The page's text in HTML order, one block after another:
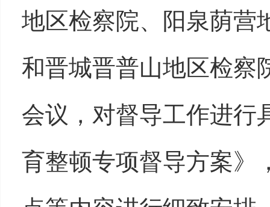
地区检察院、阳泉荫营
和晋城晋普山地区检察
会议，对督导工作进行
育整顿专项督导方案》